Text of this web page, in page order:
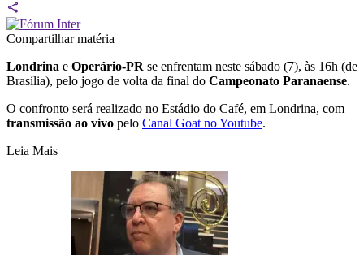
Compartilhar matéria
Londrina e Operário-PR se enfrentam neste sábado (7), às 16h (de
Brasília), pelo jogo de volta da final do Campeonato Paranaense.
O confronto será realizado no Estádio do Café, em Londrina, com
transmissão ao vivo pelo Canal Goat no Youtube.
Leia Mais